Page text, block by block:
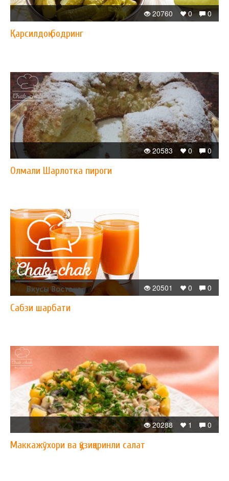
0
0
20760
Қарсилдоқ бодринг
0
0
20583
Олмали Шарлотка пироги
0
0
20501
Сабзи шарбати
0
1
20288
Маккажўхори ва қўзиқоринли салат